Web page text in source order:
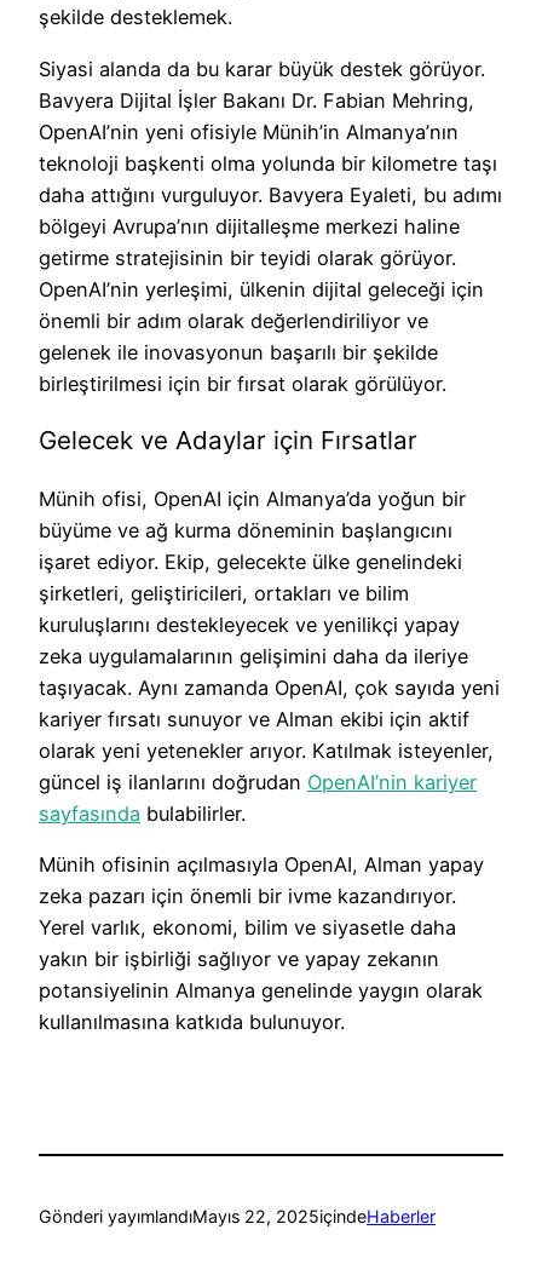
şekilde desteklemek.
Siyasi alanda da bu karar büyük destek görüyor.
Bavyera Dijital İşler Bakanı Dr. Fabian Mehring,
OpenAI’nin yeni ofisiyle Münih’in Almanya’nın
teknoloji başkenti olma yolunda bir kilometre taşı
daha attığını vurguluyor. Bavyera Eyaleti, bu adımı
bölgeyi Avrupa’nın dijitalleşme merkezi haline
getirme stratejisinin bir teyidi olarak görüyor.
OpenAI’nin yerleşimi, ülkenin dijital geleceği için
önemli bir adım olarak değerlendiriliyor ve
gelenek ile inovasyonun başarılı bir şekilde
birleştirilmesi için bir fırsat olarak görülüyor.
Gelecek ve Adaylar için Fırsatlar
Münih ofisi, OpenAI için Almanya’da yoğun bir
büyüme ve ağ kurma döneminin başlangıcını
işaret ediyor. Ekip, gelecekte ülke genelindeki
şirketleri, geliştiricileri, ortakları ve bilim
kuruluşlarını destekleyecek ve yenilikçi yapay
zeka uygulamalarının gelişimini daha da ileriye
taşıyacak. Aynı zamanda OpenAI, çok sayıda yeni
kariyer fırsatı sunuyor ve Alman ekibi için aktif
olarak yeni yetenekler arıyor. Katılmak isteyenler,
güncel iş ilanlarını doğrudan OpenAI’nin kariyer
sayfasında bulabilirler.
Münih ofisinin açılmasıyla OpenAI, Alman yapay
zeka pazarı için önemli bir ivme kazandırıyor.
Yerel varlık, ekonomi, bilim ve siyasetle daha
yakın bir işbirliği sağlıyor ve yapay zekanın
potansiyelinin Almanya genelinde yaygın olarak
kullanılmasına katkıda bulunuyor.
Gönderi yayımlandıMayıs 22, 2025içindeHaberler